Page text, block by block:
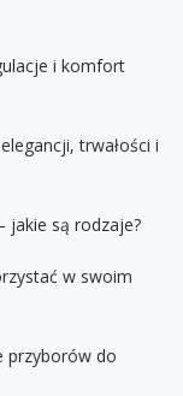
i komfort
trwałości i
jakie są rodzaje?
w swoim
przyborów do